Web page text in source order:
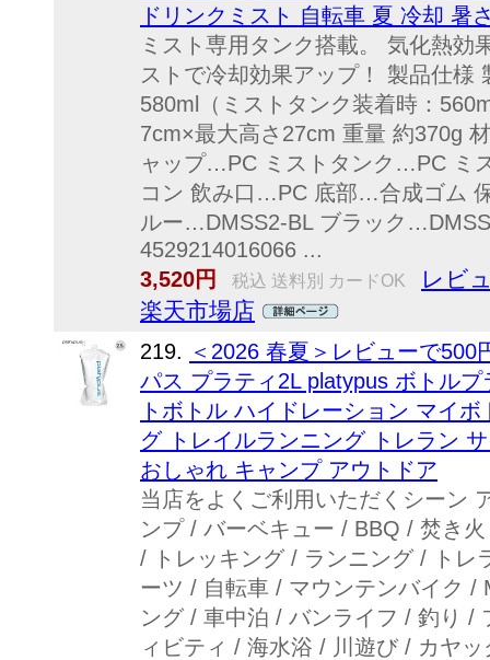
ドリンクミスト 自転車 夏 冷却 暑
ミスト専用タンク搭載。 気化熱効
ストで冷却効果アップ！ 製品仕様
580ml（ミストタンク装着時：
7cm×最大高さ27cm 重量 約370g
ャップ…PC ミストタンク…PC ミ
コン 飲み口…PC 底部…合成ゴム
ルー…DMSS2-BL ブラック
4529214016066 ...
3,520円
税込 送料別 カードOK
レビ
楽天市場店
219. ＜2026 春夏＞レビューで
パス プラティ2L platypus ボトル
トボトル ハイドレーション マイ
グ トレイルランニング トレラン
おしゃれ キャンプ アウトドア
当店をよくご利用いただくシーン
ンプ / バーベキュー / BBQ / 焚き
/ トレッキング / ランニング / トレ
ーツ / 自転車 / マウンテンバイク /
ング / 車中泊 / バンライフ / 釣り /
ィビティ / 海水浴 / 川遊び / カヤ